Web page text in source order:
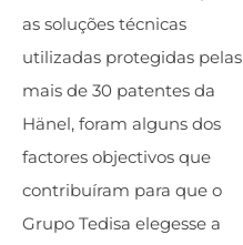
as soluções técnicas
utilizadas protegidas pelas
mais de 30 patentes da
Hänel, foram alguns dos
factores objectivos que
contribuíram para que o
Grupo Tedisa elegesse a